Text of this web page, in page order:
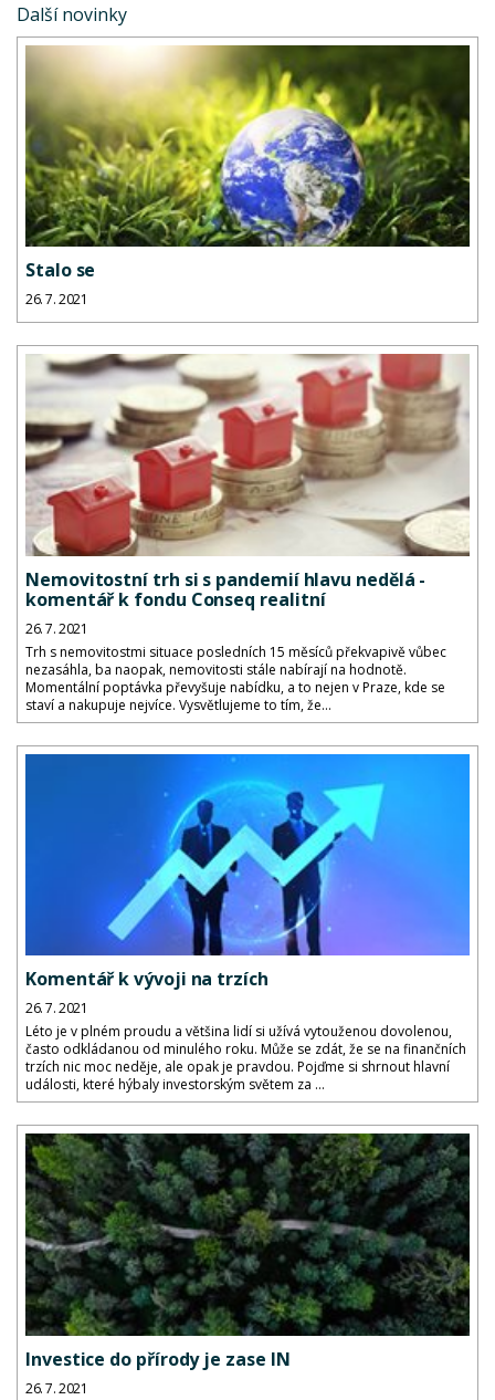
Další novinky
Stalo se
26. 7. 2021
Nemovitostní trh si s pandemií hlavu nedělá -
komentář k fondu Conseq realitní
26. 7. 2021
Trh s nemovitostmi situace posledních 15 měsíců překvapivě vůbec
nezasáhla, ba naopak, nemovitosti stále nabírají na hodnotě.
Momentální poptávka převyšuje nabídku, a to nejen v Praze, kde se
staví a nakupuje nejvíce. Vysvětlujeme to tím, že...
Komentář k vývoji na trzích
26. 7. 2021
Léto je v plném proudu a většina lidí si užívá vytouženou dovolenou,
často odkládanou od minulého roku. Může se zdát, že se na finančních
trzích nic moc neděje, ale opak je pravdou. Pojďme si shrnout hlavní
události, které hýbaly investorským světem za ...
Investice do přírody je zase IN
26. 7. 2021